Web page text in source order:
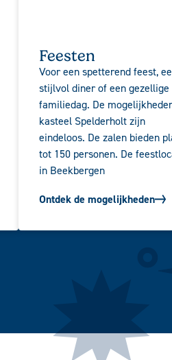
Feesten
Voor een spetterend feest,
stijlvol diner of een gezellige
familiedag. De
kasteel Spelderholt zijn
eindeloos. De zalen bieden
tot 150 personen. De
in Beekbergen
Ontdek de mogelijkheden